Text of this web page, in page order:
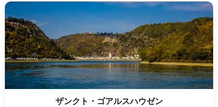
ザンクト・ゴアルスハウゼン